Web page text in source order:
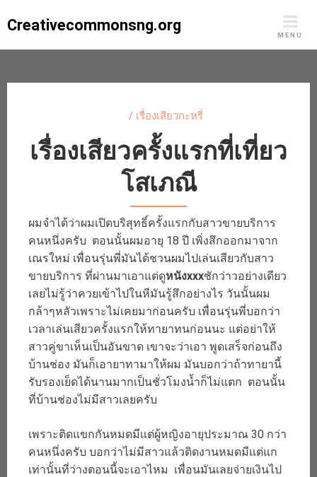
toCreativecommonsng.org
MENU
/ เรื่องเสียวกะหรี่
เรื่องเสียวครั้งแรกที่เที่ยว
โสเภณี
ผมจำได้ว่าผมเปิดบริสุทธิ์ครั้งแรกกับสาวขายบริการ
คนหนึ่งครับ ตอนนั้นผมอายุ 18 ปี เพิ่งสึกออกมาจาก
เณรใหม่ เพื่อนรุ่นพี่มันได้ชวนผมไปเล่นเสียวกับสาว
ขายบริการ ที่ผ่านมาเอาแต่ดูหนังxxxชักว่าวอย่างเดียว
เลยไม่รู้ว่าควยเข้าไปในหีมันรู้สึกอย่างไร วันนั้นผม
กล้าๆหลัวเพราะไม่เคยมาก่อนครับ เพื่อนรุ่นพี่บอกว่า
เวลาเล่นเสียวครั้งแรกให้ทายาทนก่อนนะ แต่อย่าให้
สาวคู่ขาเห็นเป็นอันขาด เขาจะว่าเอา พูดเสร็จก่อนถึง
บ้านช่อง มันก็เอายาทามาให้ผม มันบอกว่าถ้าทายานี้
รับรองเย็ดได้นานมากเป็นชั่วโมงน้ำก็ไม่แตก ตอนนั้น
ที่บ้านช่องไม่มีสาวเลยครับ
เพราะติดแขกกันหมดมีแต่ผู้หญิงอายุประมาณ 30 กว่า
คนหนึ่งครับ บอกว่าไม่มีสาวแล้วติดงานหมดมีแต่แก
เท่านั้นที่ว่างตอนนี้จะเอาไหม เพื่อนมันเลยจ่ายเงินไป